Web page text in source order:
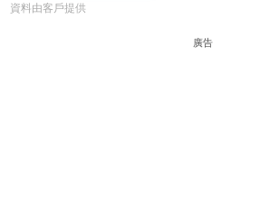
資料由客戶提供
廣告